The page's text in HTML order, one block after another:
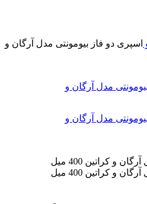
اسپری دو فاز بیومونتی مدل آرگان و